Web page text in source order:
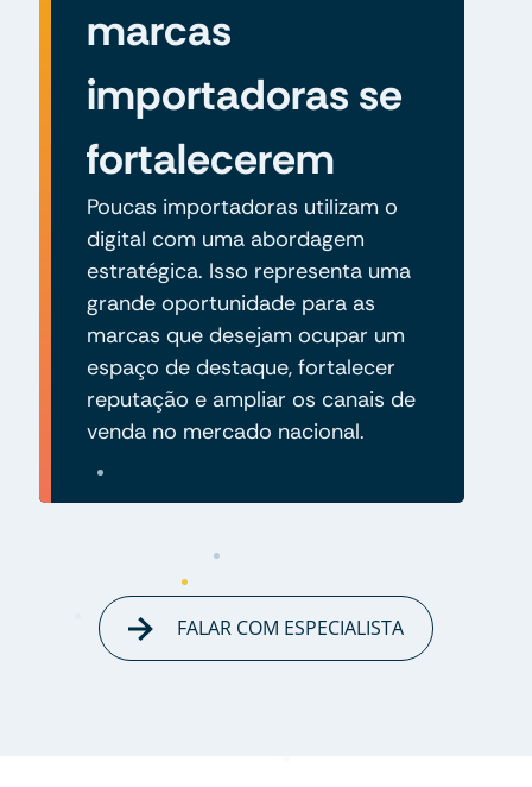
marcas
importadoras se
fortalecerem
Poucas importadoras utilizam o
digital com uma abordagem
estratégica. Isso representa uma
grande oportunidade para as
marcas que desejam ocupar um
espaço de destaque, fortalecer
reputação e ampliar os canais de
venda no mercado nacional.
FALAR COM ESPECIALISTA